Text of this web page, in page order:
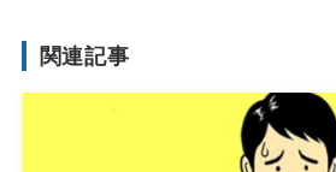
関連記事